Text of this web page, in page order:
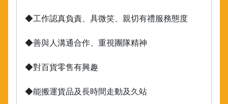
◆工作認真負責、具微笑、親切有禮服務態度
◆善與人溝通合作、重視團隊精神
◆對百貨零售有興趣
◆能搬運貨品及長時間走動及久站